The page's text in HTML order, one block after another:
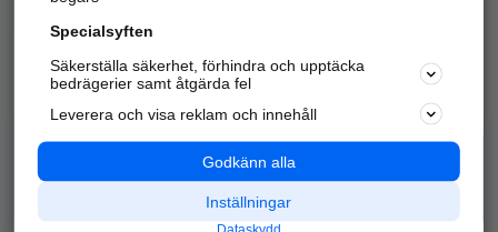
Alla kategorier
Populära sökningar
API & Kartor
Annonsera
Integritet
Nödnummer
Specialsyften
Säkerställa säkerhet, förhindra och upptäcka
bedrägerier samt åtgärda fel
Leverera och visa reklam och innehåll
Godkänn alla
Inställningar
Dataskydd